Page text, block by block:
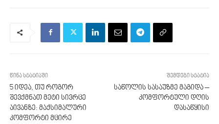
წინა სტატიაში
5 იდეა, თუ როგორ
შევქმნათ მეტი სივრცე
აივანზე: მაქსიმალური
კომფორტი მცირე
შემდეგი სტატია
საწოლის სასაუზმე მაგიდა –
კომფორტული დღის
დასაწყისი